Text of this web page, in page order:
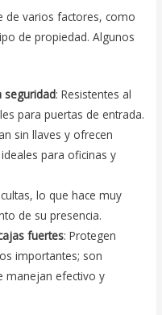
de varios factores, como
de propiedad. Algunos
seguridad: Resistentes al
para puertas de entrada.
sin llaves y ofrecen
para oficinas y
lo que hace muy
de su presencia.
fuertes: Protegen
importantes; son
manejan efectivo y